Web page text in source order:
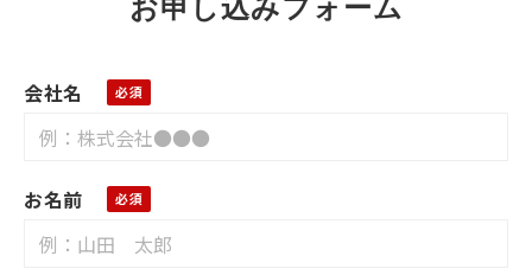
お申し込みフォーム
会社名
お名前